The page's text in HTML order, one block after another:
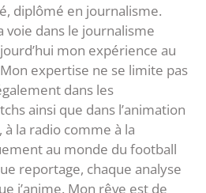
diplômé en journalisme.
voie dans le journalisme
mon expérience au
expertise ne se limite pas
dans les
ainsi que dans l’animation
à la radio comme à la
au monde du football
reportage, chaque analyse
j’anime. Mon rêve est de